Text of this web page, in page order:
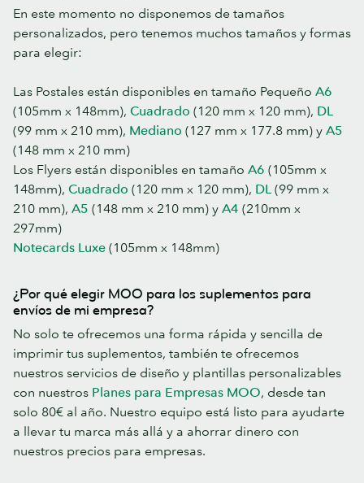
En este momento no disponemos de tamaños
personalizados, pero tenemos muchos tamaños y formas
para elegir:
Las Postales están disponibles en tamaño Pequeño A6
(105mm x 148mm), Cuadrado (120 mm x 120 mm), DL
(99 mm x 210 mm), Mediano (127 mm x 177.8 mm) y A5
(148 mm x 210 mm)
Los Flyers están disponibles en tamaño A6 (105mm x
148mm), Cuadrado (120 mm x 120 mm), DL (99 mm x
210 mm), A5 (148 mm x 210 mm) y A4 (210mm x
297mm)
Notecards Luxe (105mm x 148mm)
¿Por qué elegir MOO para los suplementos para
envíos de mi empresa?
No solo te ofrecemos una forma rápida y sencilla de
imprimir tus suplementos, también te ofrecemos
nuestros servicios de diseño y plantillas personalizables
con nuestros Planes para Empresas MOO, desde tan
solo 80€ al año. Nuestro equipo está listo para ayudarte
a llevar tu marca más allá y a ahorrar dinero con
nuestros precios para empresas.